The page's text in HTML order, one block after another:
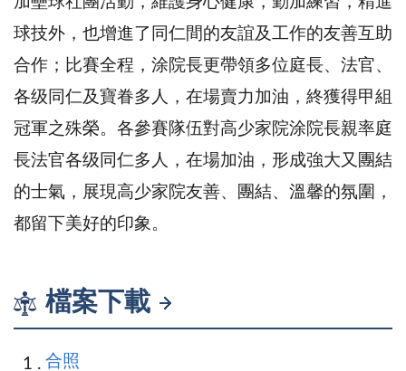
球技外，也增進了同仁間的友誼及工作的友善互助
合作；比賽全程，涂院長更帶領多位庭長、法官、
各级同仁及寶眷多人，在場賣力加油，終獲得甲組
冠軍之殊榮。各參賽隊伍對高少家院涂院長親率庭
長法官各级同仁多人，在場加油，形成強大又團結
的士氣，展現高少家院友善、團結、溫馨的氛圍，
都留下美好的印象。
檔案下載
合照